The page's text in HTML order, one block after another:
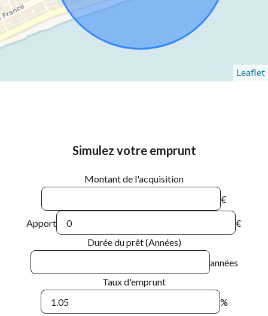
Leaflet
Simulez votre emprunt
Montant de l'acquisition
€
Apport
€
Durée du prêt (Années)
années
Taux d'emprunt
%